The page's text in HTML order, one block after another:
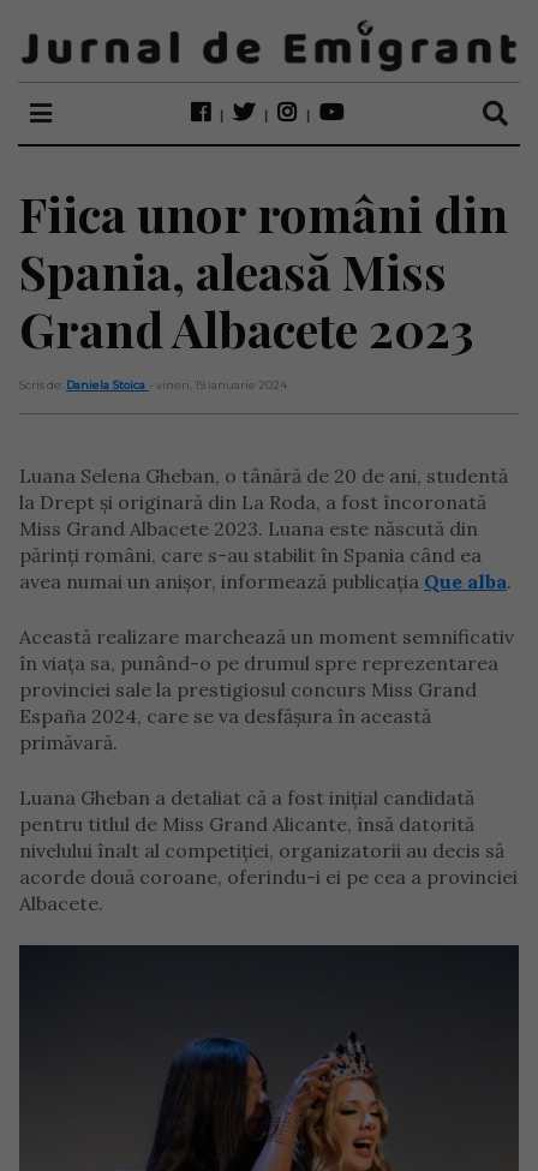
Fiica unor români din
Spania, aleasă Miss
Grand Albacete 2023
Scris de: Daniela Stoica - vineri, 19 ianuarie 2024
Luana Selena Gheban, o tânără de 20 de ani, studentă
la Drept și originară din La Roda, a fost încoronată
Miss Grand Albacete 2023. Luana este născută din
părinți români, care s-au stabilit în Spania când ea
avea numai un anișor, informează publicația Que alba.
Această realizare marchează un moment semnificativ
în viața sa, punând-o pe drumul spre reprezentarea
provinciei sale la prestigiosul concurs Miss Grand
España 2024, care se va desfășura în această
primăvară.
Luana Gheban a detaliat că a fost inițial candidată
pentru titlul de Miss Grand Alicante, însă datorită
nivelului înalt al competiției, organizatorii au decis să
acorde două coroane, oferindu-i ei pe cea a provinciei
Albacete.